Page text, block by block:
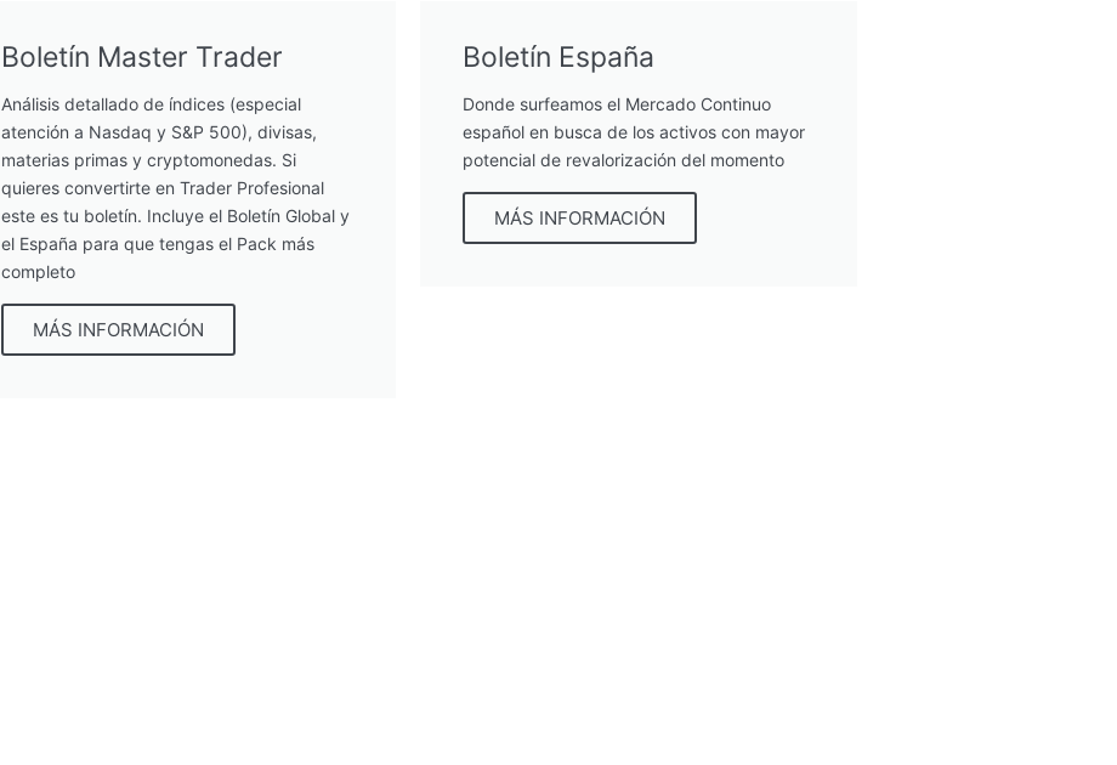
Boletín Master Trader
Análisis detallado de índices (especial
atención a Nasdaq y S&P 500), divisas,
materias primas y cryptomonedas. Si
quieres convertirte en Trader Profesional
este es tu boletín. Incluye el Boletín Global y
el España para que tengas el Pack más
completo
MÁS INFORMACIÓN
Boletín España
Donde surfeamos el Mercado Continuo
español en busca de los activos con mayor
potencial de revalorización del momento
MÁS INFORMACIÓN